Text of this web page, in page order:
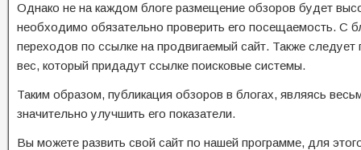
Однако не на каждом блоге размещение обзоров будет
необходимо обязательно проверить его посещаемость. С
переходов по ссылке на продвигаемый сайт. Также
вес, который придадут ссылке поисковые системы.
Таким образом, публикация обзоров в блогах, являясь
значительно улучшить его показатели.
Вы можете развить свой сайт по нашей программе, для